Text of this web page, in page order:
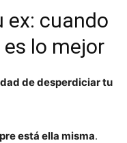
ex: cuando
lo mejor
de desperdiciar tu
está ella misma.